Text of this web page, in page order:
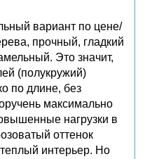
вариант по цене/
прочный, гладкий
Это значит,
(полукружий)
по длине, без
максимально
нагрузки в
оттенок
интерьер. Но